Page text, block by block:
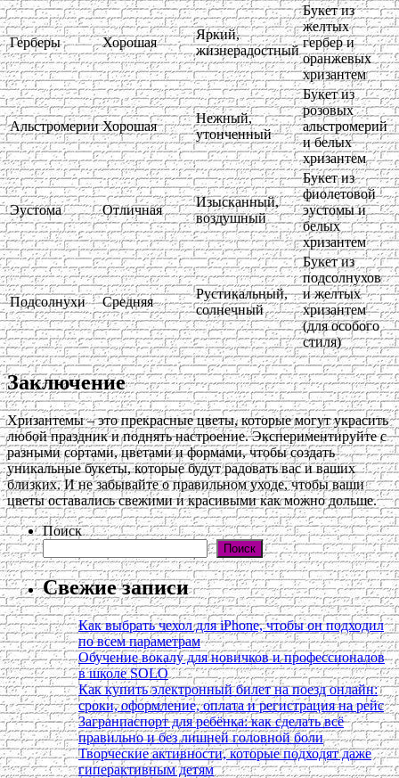
Герберы Хорошая
Яркий,
жизнерадостный
Букет из
желтых
гербер и
оранжевых
хризантем
Альстромерии Хорошая
Нежный,
утонченный
Букет из
розовых
альстромерий
и белых
хризантем
Эустома Отличная
Изысканный,
воздушный
Букет из
фиолетовой
эустомы и
белых
хризантем
Подсолнухи Средняя
Рустикальный,
солнечный
Букет из
подсолнухов
и желтых
хризантем
(для особого
стиля)
Заключение
Хризантемы – это прекрасные цветы, которые могут украсить
любой праздник и поднять настроение. Экспериментируйте с
разными сортами, цветами и формами, чтобы создать
уникальные букеты, которые будут радовать вас и ваших
близких. И не забывайте о правильном уходе, чтобы ваши
цветы оставались свежими и красивыми как можно дольше.
Поиск
Поиск
Свежие записи
Как выбрать чехол для iPhone, чтобы он подходил
по всем параметрам
Обучение вокалу для новичков и профессионалов
в школе SOLO
Как купить электронный билет на поезд онлайн:
сроки, оформление, оплата и регистрация на рейс
Загранпаспорт для ребёнка: как сделать всё
правильно и без лишней головной боли
Творческие активности, которые подходят даже
гиперактивным детям